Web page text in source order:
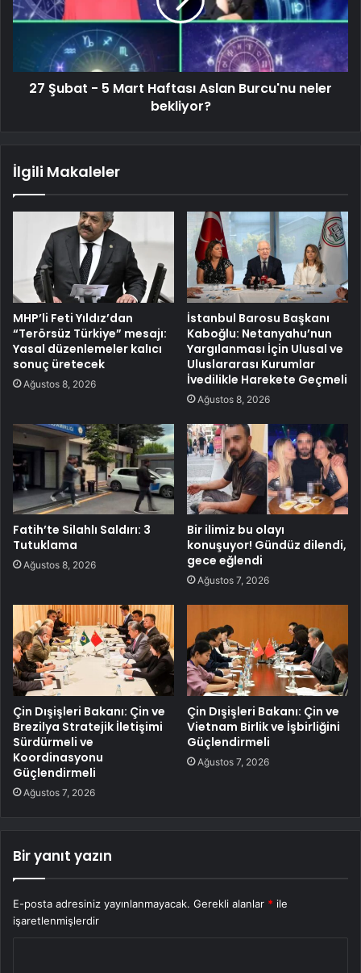
27 Şubat - 5 Mart Haftası Aslan Burcu'nu neler
bekliyor?
İlgili Makaleler
MHP’li Feti Yıldız’dan
“Terörsüz Türkiye” mesajı:
Yasal düzenlemeler kalıcı
sonuç üretecek
Ağustos 8, 2026
İstanbul Barosu Başkanı
Kaboğlu: Netanyahu’nun
Yargılanması İçin Ulusal ve
Uluslararası Kurumlar
İvedilikle Harekete Geçmeli
Ağustos 8, 2026
Fatih’te Silahlı Saldırı: 3
Tutuklama
Ağustos 8, 2026
Bir ilimiz bu olayı
konuşuyor! Gündüz dilendi,
gece eğlendi
Ağustos 7, 2026
Çin Dışişleri Bakanı: Çin ve
Brezilya Stratejik İletişimi
Sürdürmeli ve
Koordinasyonu
Güçlendirmeli
Ağustos 7, 2026
Çin Dışişleri Bakanı: Çin ve
Vietnam Birlik ve İşbirliğini
Güçlendirmeli
Ağustos 7, 2026
Bir yanıt yazın
E-posta adresiniz yayınlanmayacak. Gerekli alanlar * ile
işaretlenmişlerdir